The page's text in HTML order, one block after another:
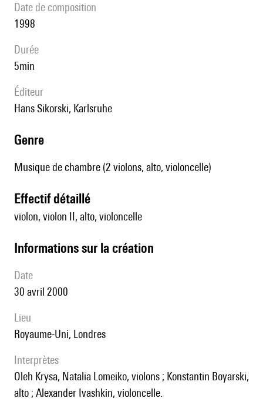
date de composition
1998
durée
5min
éditeur
Hans Sikorski, Karlsruhe
genre
Musique de chambre (2 violons, alto, violoncelle)
effectif détaillé
violon, violon II, alto, violoncelle
informations sur la création
date
30 avril 2000
lieu
Royaume-Uni, Londres
interprètes
Oleh Krysa, Natalia Lomeiko, violons ; Konstantin Boyarski,
alto ; Alexander Ivashkin, violoncelle.